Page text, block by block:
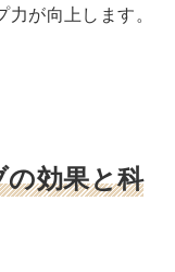
が向上します。
効果と科